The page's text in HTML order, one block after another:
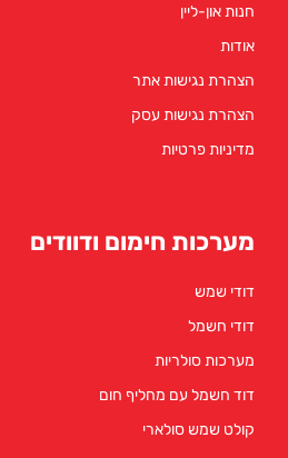
חנות און-ליין
אודות
הצהרת נגישות אתר
הצהרת נגישות עסק
מדיניות פרטיות
מערכות חימום ודוודים
דודי שמש
דודי חשמל
מערכות סולריות
דוד חשמל עם מחליף חום
קולט שמש סולארי